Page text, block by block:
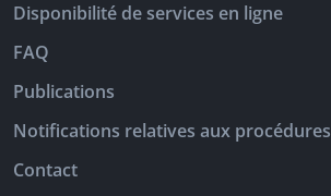
Disponibilité de services en ligne
FAQ
Publications
Notifications relatives aux procédures
Contact